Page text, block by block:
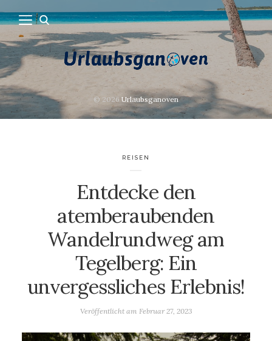
© 2026 Urlaubsganoven
REISEN
Entdecke den
atemberaubenden
Wandelrundweg am
Tegelberg: Ein
unvergessliches Erlebnis!
Veröffentlicht am Februar 27, 2023